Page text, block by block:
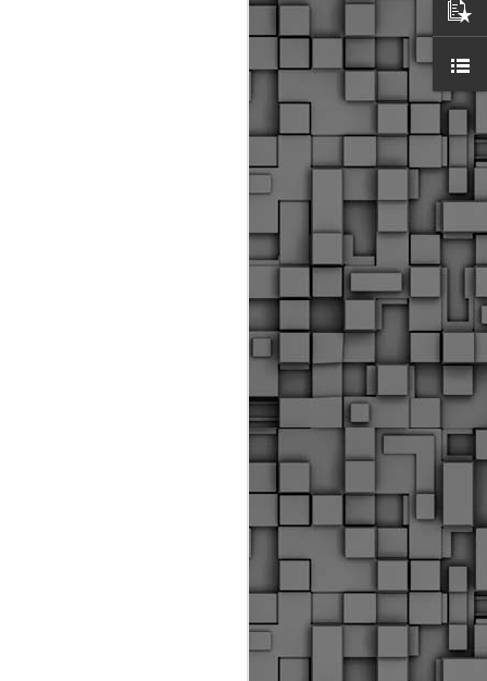
αστυνομικούς, οι οποίοι έχουν
εκπαίδευσή τους και
καθήκοντα.
ο Δήμος παρέλαβε τρία
οποία θα χρησιμοποιούνται για
μετακινήσεις των